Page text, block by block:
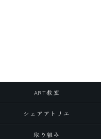
ART教室
シェアアトリエ
取り組み